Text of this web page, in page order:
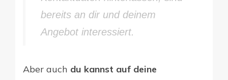
bereits an dir und deinem
Angebot interessiert.
Aber auch du kannst auf deine